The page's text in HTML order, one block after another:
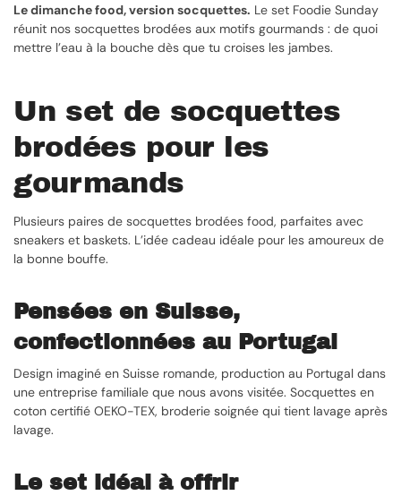
Le dimanche food, version socquettes. Le set Foodie Sunday
réunit nos socquettes brodées aux motifs gourmands : de quoi
mettre l’eau à la bouche dès que tu croises les jambes.
Un set de socquettes
brodées pour les
gourmands
Plusieurs paires de socquettes brodées food, parfaites avec
sneakers et baskets. L’idée cadeau idéale pour les amoureux de
la bonne bouffe.
Pensées en Suisse,
confectionnées au Portugal
Design imaginé en Suisse romande, production au Portugal dans
une entreprise familiale que nous avons visitée. Socquettes en
coton certifié OEKO-TEX, broderie soignée qui tient lavage après
lavage.
Le set idéal à offrir